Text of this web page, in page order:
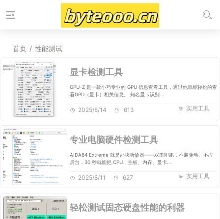
首页 / 性能测试
显卡检测工具
GPU-Z 是一款小巧专业的 GPU 信息查看工具，通过他就能轻松的查
看GPU（显卡）相关信息。 知名显卡识别…
实用工具
2025/8/14 613
专业电脑硬件检测工具
AIDA64 Extreme 就是那块听诊器——双击即跑，不装驱动、不占
后台，30 秒就能把 CPU、主板、内存、显卡…
实用工具
2025/8/11 627
轻松测试固态硬盘性能的利器